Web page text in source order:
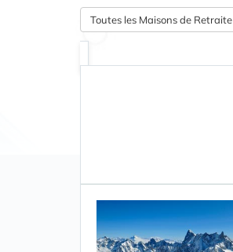
Toutes les Maisons de Retraite